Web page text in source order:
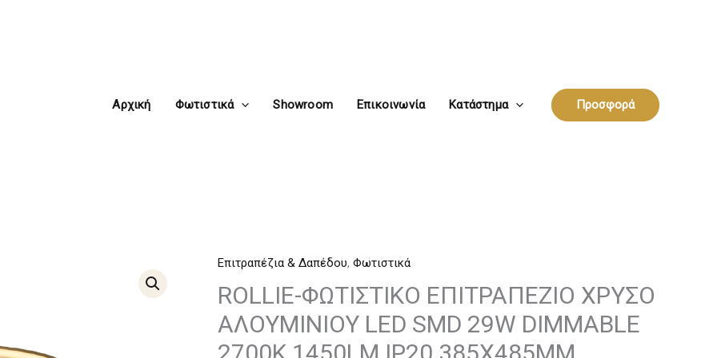
Αρχική Φωτιστικά Showroom Επικοινωνία Κατάστημα Προσφορά
Επιτραπέζια & Δαπέδου, Φωτιστικά
ROLLIE-ΦΩΤΙΣΤΙΚΟ ΕΠΙΤΡΑΠΕΖΙΟ ΧΡΥΣΟ
ΑΛΟΥΜΙΝΙΟΥ LED SMD 29W DIMMABLE
ROLLIE-
ΦΩΤΙΣΤΙΚΟ
ΧΡΥΣΟ
ΑΛΟΥΜΙΝΙΟΥ